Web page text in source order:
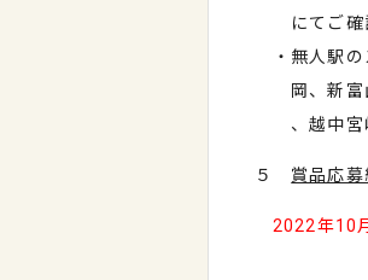
にてご確
・無人駅の
岡、新富
、越中宮
５ 賞品応募
2022年10